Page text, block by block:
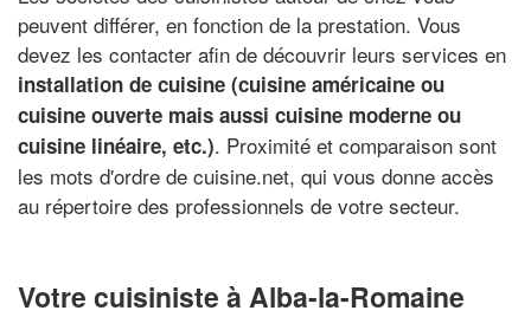
peuvent différer, en fonction de la prestation. Vous
devez les contacter afin de découvrir leurs services en
installation de cuisine (cuisine américaine ou
cuisine ouverte mais aussi cuisine moderne ou
cuisine linéaire, etc.). Proximité et comparaison sont
les mots d'ordre de cuisine.net, qui vous donne accès
au répertoire des professionnels de votre secteur.
Votre cuisiniste à Alba-la-Romaine